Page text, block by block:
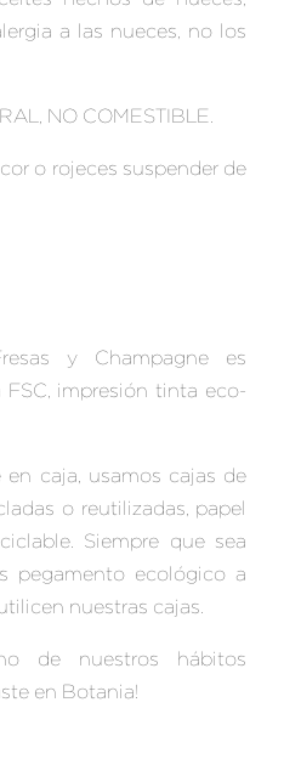
a las nueces, no los
NO COMESTIBLE.
o rojeces suspender de
y Champagne es
FSC, impresión tinta eco-
caja, usamos cajas de
o reutilizadas, papel
Siempre que sea
pegamento ecológico a
nuestras cajas.
de nuestros hábitos
en Botania!